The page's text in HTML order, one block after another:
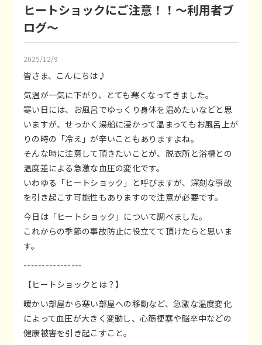
ヒートショックにご注意！！～利用者ブ
ログ～
2025/12/9
皆さま、こんにちは♪
気温が一気に下がり、とても寒くなってきました。
寒い日には、お風呂でゆっくり身体を温めたいなどと思
いますが、せっかく湯船に浸かって温まってもお風呂上が
りの時の「冷え」が辛いこともありますよね。
そんな時に注意して頂きたいことが、脱衣所と浴槽との
温度差による急激な血圧の変化です。
いわゆる「ヒートショック」と呼びますが、深刻な事故
を引き起こす可能性もありますので注意が必要です。
今日は「ヒートショック」について調べました。
これからの季節の事故防止に役立てて頂けたらと思いま
す。
----------------
【ヒートショックとは？】
暖かい部屋から寒い部屋への移動など、急激な温度変化
によって血圧が大きく変動し、心筋梗塞や脳卒中などの
健康被害を引き起こすこと。